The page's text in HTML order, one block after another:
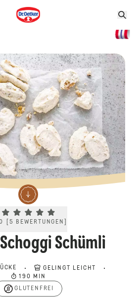
Current rating 5.0. Click to rate.
5 BEWERTUNGEN
Schümli
GELINGT LEICHT
190 MIN
GLUTENFREI